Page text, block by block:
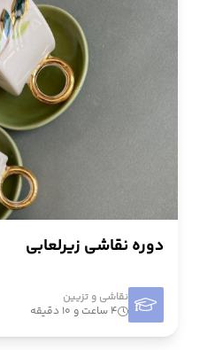
دوره نقاشی زیرلعابی
نقاشی و تزيین
۴ ساعت و ۱۰ دقیقه